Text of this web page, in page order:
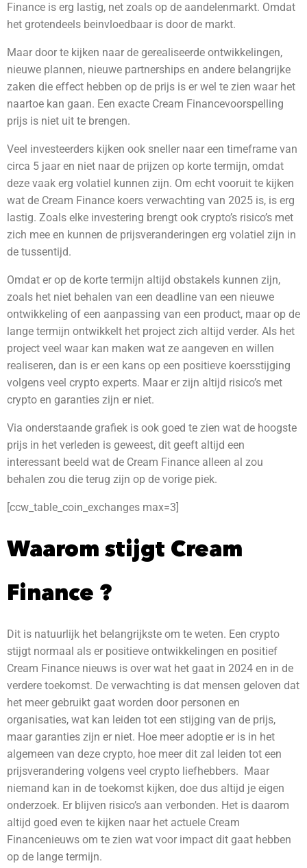
Finance is erg lastig, net zoals op de aandelenmarkt. Omdat
het grotendeels beinvloedbaar is door de markt.
Maar door te kijken naar de gerealiseerde ontwikkelingen,
nieuwe plannen, nieuwe partnerships en andere belangrijke
zaken die effect hebben op de prijs is er wel te zien waar het
naartoe kan gaan. Een exacte Cream Financevoorspelling
prijs is niet uit te brengen.
Veel investeerders kijken ook sneller naar een timeframe van
circa 5 jaar en niet naar de prijzen op korte termijn, omdat
deze vaak erg volatiel kunnen zijn. Om echt vooruit te kijken
wat de Cream Finance koers verwachting van 2025 is, is erg
lastig. Zoals elke investering brengt ook crypto’s risico’s met
zich mee en kunnen de prijsveranderingen erg volatiel zijn in
de tussentijd.
Omdat er op de korte termijn altijd obstakels kunnen zijn,
zoals het niet behalen van een deadline van een nieuwe
ontwikkeling of een aanpassing van een product, maar op de
lange termijn ontwikkelt het project zich altijd verder. Als het
project veel waar kan maken wat ze aangeven en willen
realiseren, dan is er een kans op een positieve koersstijging
volgens veel crypto experts. Maar er zijn altijd risico’s met
crypto en garanties zijn er niet.
Via onderstaande grafiek is ook goed te zien wat de hoogste
prijs in het verleden is geweest, dit geeft altijd een
interessant beeld wat de Cream Finance alleen al zou
behalen zou die terug zijn op de vorige piek.
[ccw_table_coin_exchanges max=3]
Waarom stijgt Cream
Finance ?
Dit is natuurlijk het belangrijkste om te weten. Een crypto
stijgt normaal als er positieve ontwikkelingen en positief
Cream Finance nieuws is over wat het gaat in 2024 en in de
verdere toekomst. De verwachting is dat mensen geloven dat
het meer gebruikt gaat worden door personen en
organisaties, wat kan leiden tot een stijging van de prijs,
maar garanties zijn er niet. Hoe meer adoptie er is in het
algemeen van deze crypto, hoe meer dit zal leiden tot een
prijsverandering volgens veel crypto liefhebbers. Maar
niemand kan in de toekomst kijken, doe dus altijd je eigen
onderzoek. Er blijven risico’s aan verbonden. Het is daarom
altijd goed even te kijken naar het actuele Cream
Financenieuws om te zien wat voor impact dit gaat hebben
op de lange termijn.